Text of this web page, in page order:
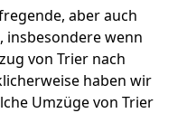
aber auch
insbesondere wenn
von Trier nach
haben wir
Umzüge von Trier